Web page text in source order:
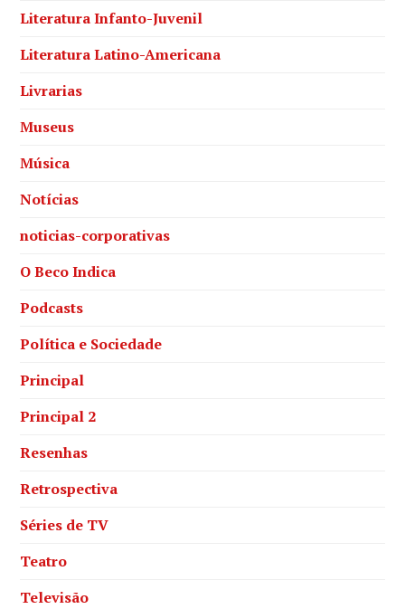
Literatura Infanto-Juvenil
Literatura Latino-Americana
Livrarias
Museus
Música
Notícias
noticias-corporativas
O Beco Indica
Podcasts
Política e Sociedade
Principal
Principal 2
Resenhas
Retrospectiva
Séries de TV
Teatro
Televisão